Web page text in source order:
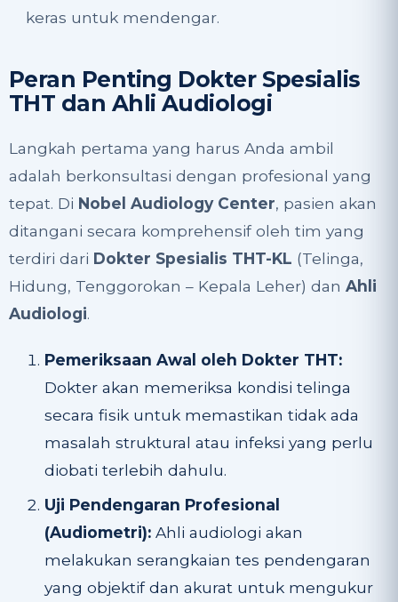
keras untuk mendengar.
Peran Penting Dokter Spesialis
THT dan Ahli Audiologi
Langkah pertama yang harus Anda ambil
adalah berkonsultasi dengan profesional yang
tepat. Di Nobel Audiology Center, pasien akan
ditangani secara komprehensif oleh tim yang
terdiri dari Dokter Spesialis THT-KL (Telinga,
Hidung, Tenggorokan – Kepala Leher) dan Ahli
Audiologi.
Pemeriksaan Awal oleh Dokter THT:
Dokter akan memeriksa kondisi telinga
secara fisik untuk memastikan tidak ada
masalah struktural atau infeksi yang perlu
diobati terlebih dahulu.
Uji Pendengaran Profesional
(Audiometri): Ahli audiologi akan
melakukan serangkaian tes pendengaran
yang objektif dan akurat untuk mengukur